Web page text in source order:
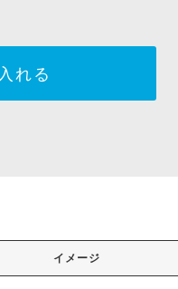
れる
イメージ